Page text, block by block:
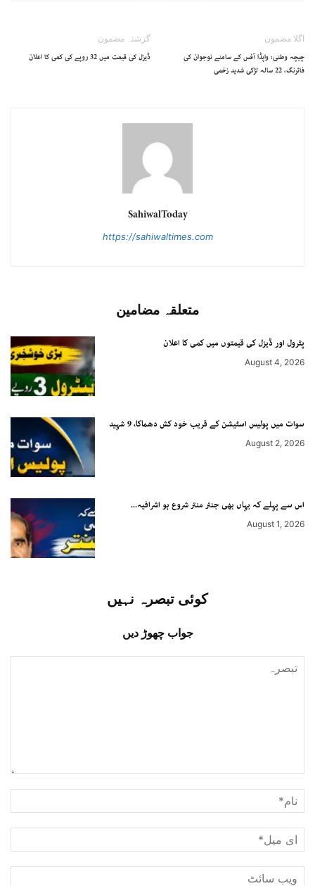
گزشتہ مضمون
ڈیزل کی قیمت میں 32 روپے کی کمی کا اعلان
اگلا مضمون
چیچہ وطنی: واپڈا آفس کے سامنے نوجوان کی
فائرنگ، 22 سالہ لڑکی شدید زخمی
SahiwalToday
https://sahiwaltimes.com
متعلقہ مضامین
پٹرول اور ڈیزل کی قیمتوں میں کمی کا اعلان
August 4, 2026
سوات میں پولیس اسٹیشن کے قریب خود کش دھماکا، 9 شہید
August 2, 2026
اس سے پہلے کہ یہاں بھی جنتر منتر شروع ہو اشرافیہ...
August 1, 2026
کوئی تبصرہ نہیں
جواب چھوڑ دیں